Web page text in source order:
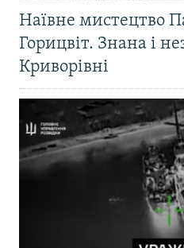
Наївне мистецтво
Горицвіт. Знана і
Криворівні